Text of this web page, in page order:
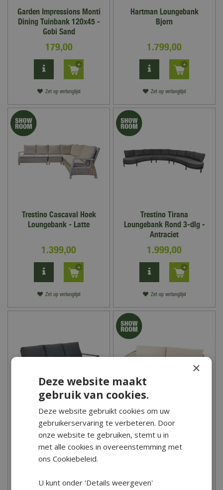
Garden Impressions Monti
Dining Tuinbank 120x45 -
Gobi Sand
179,00
Zet op verlanglijst
Hartman Loungebank
Bjorn
1.799,00
Zet op verlanglijst
Trestino Cascaval Hoek
Loungebank - Latte
1.399,00
Zet op verlanglijst
Trestino Tirana
Loungebank Rond 3-dlg -
Antraciet
1.999,00
Zet op verlanglijst
Garden Impressions
Lincoln 3-zits Loungebank
- Reflex Black
749,00
3-zits Loungebank
1.819,00
×
Deze website maakt
gebruik van cookies.
Deze website gebruikt cookies om uw
gebruikerservaring te verbeteren. Door
onze website te gebruiken, stemt u in
met alle cookies in overeenstemming met
ons Cookiebeleid.
U kunt onder 'Details weergeven'